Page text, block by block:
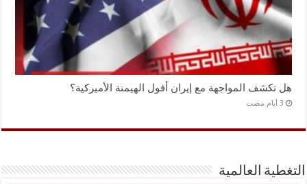
هل تكشف المواجهة مع إيران أفول الهيمنة الأميركية؟
التغطية العالمية